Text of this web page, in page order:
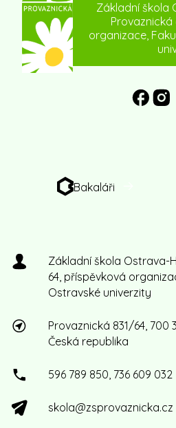
Základní škola
Provaznická
organizace,
Bakaláři
Základní škola Ostrava-
64, příspěvková
Ostravské univerzity
Provaznická 831/64,
Česká republika
596 789 850, 736 609 032
skola@zsprovaznicka.cz